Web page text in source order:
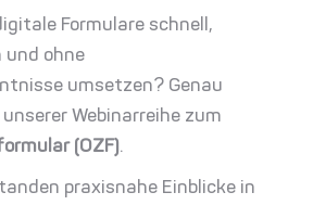
Formulare schnell,
ohne
umsetzen? Genau
Webinarreihe zum
(OZF).
praxisnahe Einblicke in